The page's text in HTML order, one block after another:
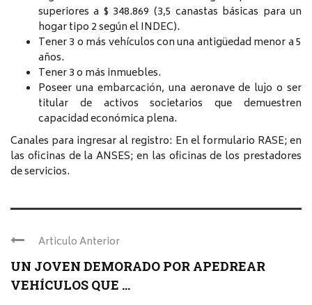
superiores a $ 348.869 (3,5 canastas básicas para un
hogar tipo 2 según el INDEC).
Tener 3 o más vehículos con una antigüedad menor a 5
años.
Tener 3 o más inmuebles.
Poseer una embarcación, una aeronave de lujo o ser
titular de activos societarios que demuestren
capacidad económica plena.
Canales para ingresar al registro: En el formulario RASE; en
las oficinas de la ANSES; en las oficinas de los prestadores
de servicios.
Articulo Anterior
UN JOVEN DEMORADO POR APEDREAR
VEHÍCULOS QUE ...